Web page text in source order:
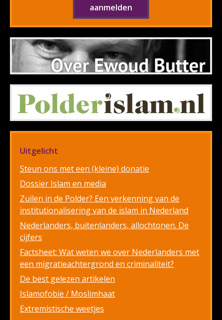
Uitgelicht
Steun ons met een (kleine) donatie
Dossier Islam en media
Zuilen in de Polder? Een verkenning van de
institutionalisering van de islam in Nederland
Nederlanders, buitenlanders, allochtonen. De
cijfers
Factsheet: Wat weten we over Nederlanders met
een migratieachtergrond en criminaliteit?
De best gelezen artikelen
Islamofobie / Moslimhaat
Extremistische weetjes